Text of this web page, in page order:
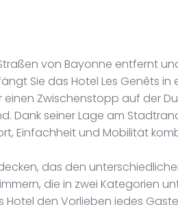
von Bayonne entfernt
Sie das Hotel Les Genêts in
Zwischenstopp auf der
Dank seiner Lage am
Einfachheit und Mobilität
das den
die in zwei Kategorien
den Vorlieben jedes